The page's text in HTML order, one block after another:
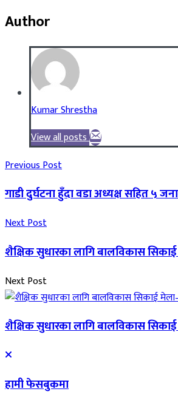
Author
Kumar Shrestha
View all posts
Previous Post
गाडी दुर्घटना हुँदा वडा अध्यक्ष सहित ५
Next Post
शैक्षिक सुधारका लागि बालविकास
Next Post
शैक्षिक सुधारका लागि बालविकास
हामी फेसबुकमा